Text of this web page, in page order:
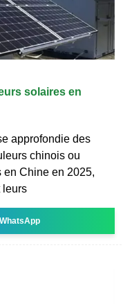
solaires en
approfondie des
chinois ou
Chine en 2025,
leurs
WhatsApp